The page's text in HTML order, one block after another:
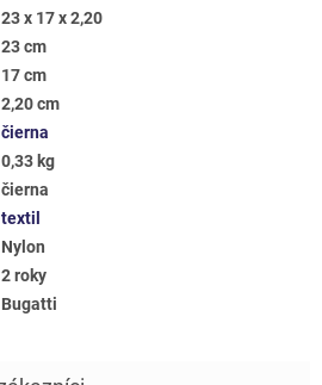
23 x 17 x 2,20
23 cm
17 cm
2,20 cm
čierna
0,33 kg
čierna
textil
Nylon
2 roky
Bugatti